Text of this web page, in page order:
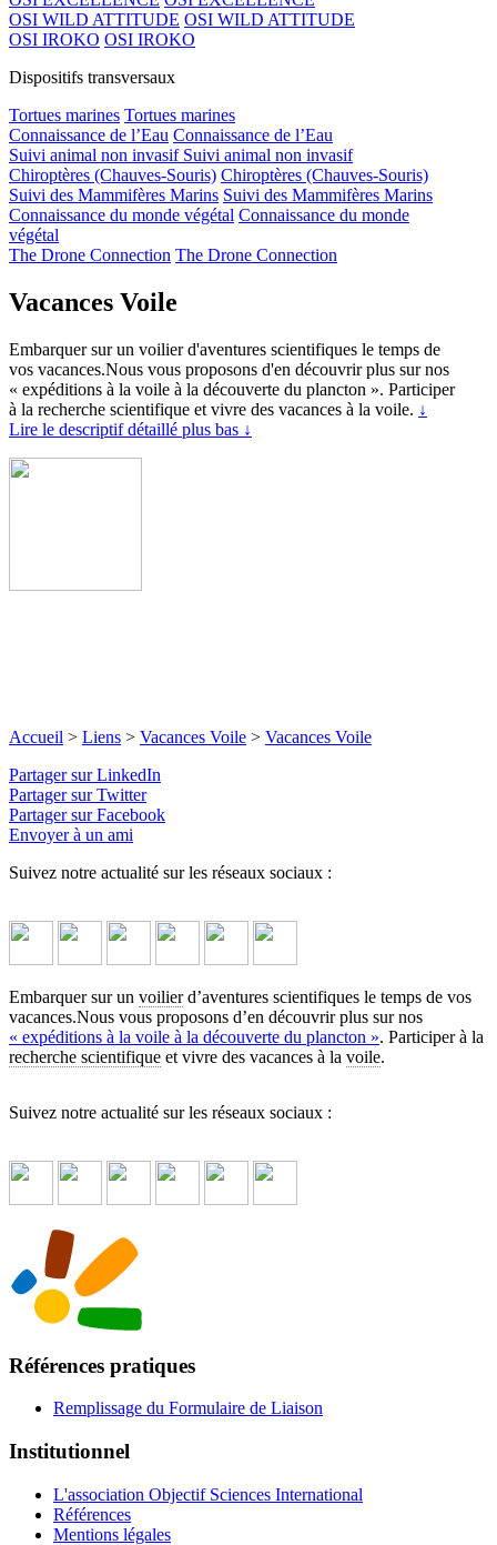
OSI WILD ATTITUDE OSI WILD ATTITUDE
OSI IROKO OSI IROKO
Dispositifs transversaux
Tortues marines Tortues marines
Connaissance de l’Eau Connaissance de l’Eau
Suivi animal non invasif Suivi animal non invasif
Chiroptères (Chauves-Souris) Chiroptères (Chauves-Souris)
Suivi des Mammifères Marins Suivi des Mammifères Marins
Connaissance du monde végétal Connaissance du monde
végétal
The Drone Connection The Drone Connection
Vacances Voile
Embarquer sur un voilier d'aventures scientifiques le temps de
vos vacances.Nous vous proposons d'en découvrir plus sur nos
« expéditions à la voile à la découverte du plancton ». Participer
à la recherche scientifique et vivre des vacances à la voile. ↓
Lire le descriptif détaillé plus bas ↓
Accueil > Liens > Vacances Voile > Vacances Voile
Partager sur LinkedIn
Partager sur Twitter
Partager sur Facebook
Envoyer à un ami
Suivez notre actualité sur les réseaux sociaux :
Embarquer sur un voilierd’aventures scientifiques le temps de vos
vacances.Nous vous proposons d’en découvrir plus sur nos
« expéditions à la voile à la découverte du plancton ». Participer à la
recherche scientifique et vivre des vacances à la voile.
Suivez notre actualité sur les réseaux sociaux :
Références pratiques
Remplissage du Formulaire de Liaison
Institutionnel
L'association Objectif Sciences International
Références
Mentions légales